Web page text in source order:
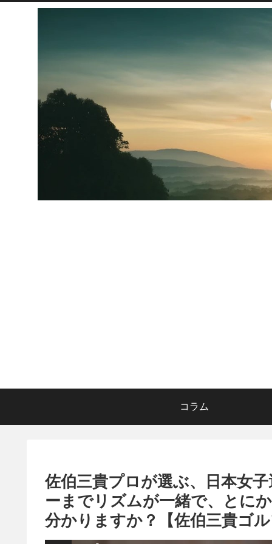
コラム
佐伯三貴プロが選ぶ、日本女
ーまでリズムが一緒で、とに
分かりますか？【佐伯三貴ゴ